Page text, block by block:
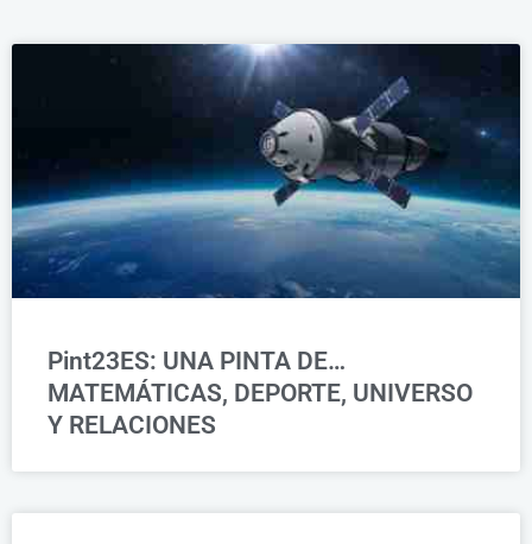
Pint23ES: UNA PINTA DE…
MATEMÁTICAS, DEPORTE, UNIVERSO
Y RELACIONES